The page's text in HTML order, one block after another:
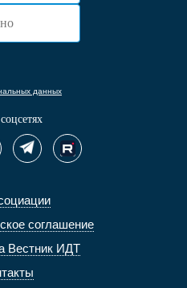
соглашение
Вестник ИДТ
данных